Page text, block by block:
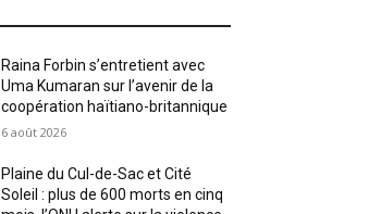
Raina Forbin s’entretient avec
Uma Kumaran sur l’avenir de la
coopération haïtiano-britannique
6 août 2026
Plaine du Cul-de-Sac et Cité
Soleil : plus de 600 morts en cinq